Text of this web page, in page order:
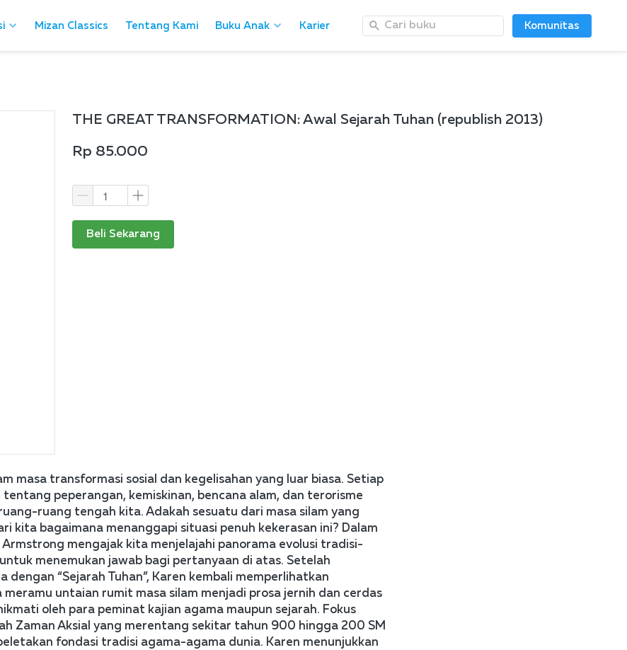
Mizan Classics Tentang Kami Buku Anak Karier Cari buku Komunitas
Mizan Classics Tentang Kami Buku Anak Karier Cari buku Komunitas
THE GREAT TRANSFORMATION: Awal Sejarah Tuhan (republish 2013)
Rp 85.000
Beli Sekarang
masa transformasi sosial dan kegelisahan yang luar biasa. Setiap
tentang peperangan, kemiskinan, bencana alam, dan terorisme
ruang tengah kita. Adakah sesuatu dari masa silam yang
kita bagaimana menanggapi situasi penuh kekerasan ini? Dalam
Armstrong mengajak kita menjelajahi panorama evolusi tradisi-
menemukan jawab bagi pertanyaan di atas. Setelah
dengan “Sejarah Tuhan”, Karen kembali memperlihatkan
meramu untaian rumit masa silam menjadi prosa jernih dan cerdas
oleh para peminat kajian agama maupun sejarah. Fokus
Zaman Aksial yang merentang sekitar tahun 900 hingga 200 SM
fondasi tradisi agama-agama dunia. Karen menunjukkan